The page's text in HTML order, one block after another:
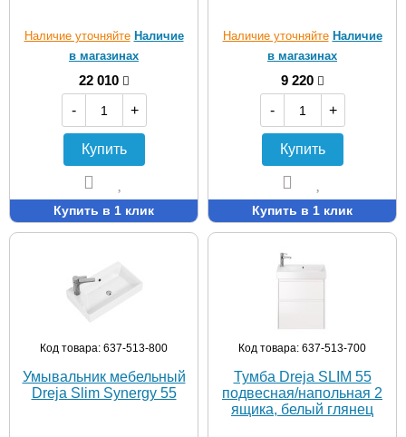
Наличие уточняйте Наличие
в магазинах
22 010
-
+
Купить
Купить в 1 клик
Наличие уточняйте Наличие
в магазинах
9 220
-
+
Купить
Купить в 1 клик
Код товара: 637-513-800
Умывальник мебельный
Dreja Slim Synergy 55
Код товара: 637-513-700
Тумба Dreja SLIM 55
подвесная/напольная 2
ящика, белый глянец